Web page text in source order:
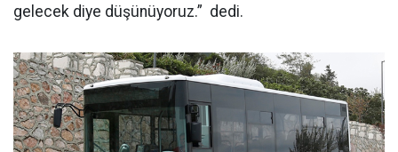
gelecek diye düşünüyoruz.” dedi.